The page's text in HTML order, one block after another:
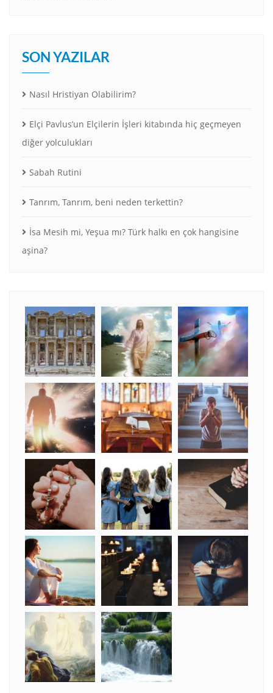
SON YAZILAR
Nasıl Hristiyan Olabilirim?
Elçi Pavlus’un Elçilerin İşleri kitabında hiç geçmeyen
diğer yolculukları
Sabah Rutini
Tanrım, Tanrım, beni neden terkettin?
İsa Mesih mi, Yeşua mı? Türk halkı en çok hangisine
aşina?